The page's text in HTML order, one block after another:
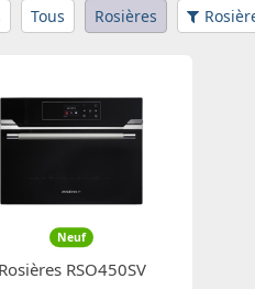
Tous Rosières
Neuf
Rosières RSO450SV